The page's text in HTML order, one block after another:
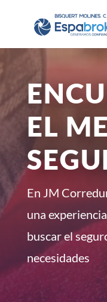
EL
En JM
una
buscar el
necesidades